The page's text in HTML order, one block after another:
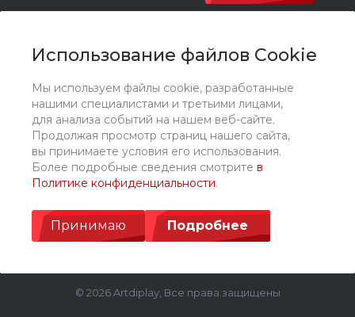
Использование файлов Cookie
Мы используем файлы cookie, разработанные
нашими специалистами и третьими лицами,
для анализа событий на нашем веб-сайте.
Продолжая просмотр страниц нашего сайта,
вы принимаете условия его использования.
Более подробные сведения смотрите в
Политике конфиденциальности.
Принимаю Подробнее
г. Москва, Марксистская 3 стр.2
О компании
Каталог
Услуги
© 2026 Artdiplay, Все права защищены